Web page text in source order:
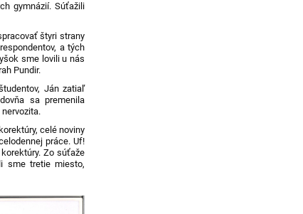
gymnázií. Súťažili
štyri strany
a tých
sme lovili u nás
Pundir.
Ján zatiaľ
sa premenila
celé noviny
práce. Uf!
Zo súťaže
sme tretie miesto,